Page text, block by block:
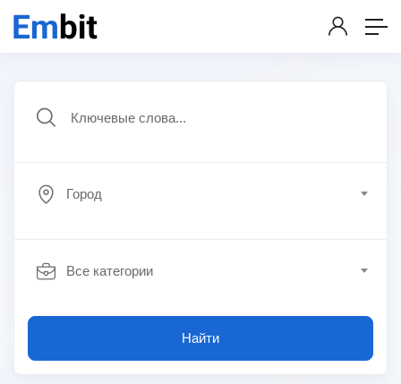
Город
Все категории
Найти